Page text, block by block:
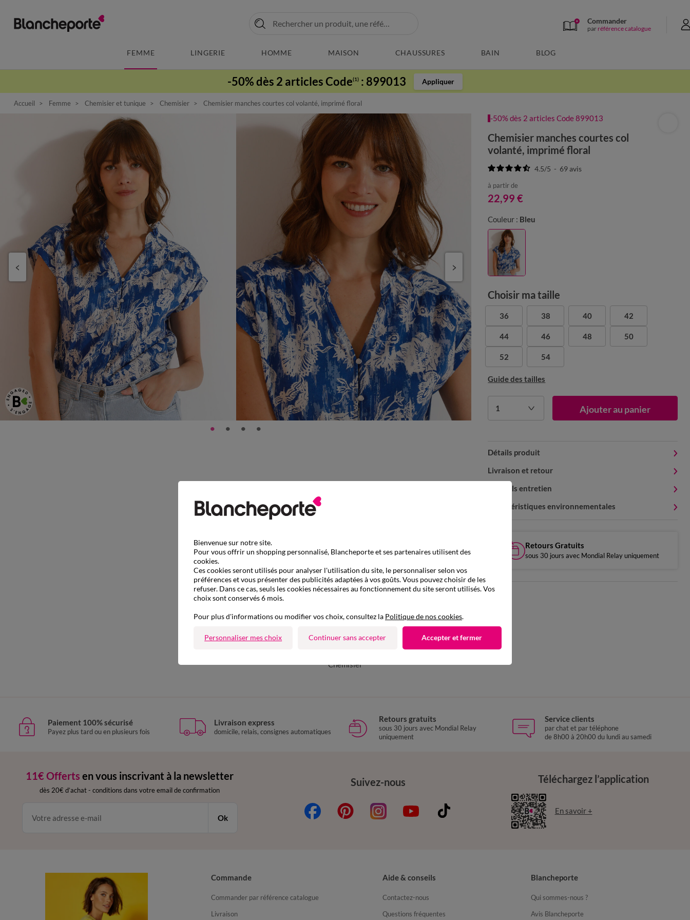
Commander
par référence catalogue
FEMME LINGERIE HOMME MAISON CHAUSSURES BAIN BLOG
-50% dès 2 articles Code(1) : 899013 Appliquer
Accueil Femme Chemisier et tunique Chemisier Chemisier manches courtes col volanté, imprimé floral
-50% dès 2 articles Code 899013
Chemisier manches courtes col
volanté, imprimé floral
4.5/5 - 69avis
à partir de
22,99 €
Couleur : Bleu
Choisir ma taille
36 38 40 42
44 46 48 50
52 54
Guide des tailles
1 Ajouter au panier
Détails produit
Livraison et retour
Conseils entretien
Caractéristiques environnementales
Retours Gratuits
sous 30 jours avec Mondial Relay uniquement
Chemisier
Paiement 100% sécurisé
Payez plus tard ou en plusieurs fois
Livraison express
domicile, relais, consignes automatiques
Retours gratuits
sous 30 jours avec Mondial Relay
uniquement
Service clients
par chat et par téléphone
de 8h00 à 20h00 du lundi au samedi
11€ Offerts en vous inscrivant à la newsletter
dès 20€ d’achat - conditions dans votre email de confirmation
Ok
Suivez-nous Téléchargez l’application
En savoir +
Commande
Commander par référence catalogue
Livraison
Aide & conseils
Contactez-nous
Questions fréquentes
Blancheporte
Qui sommes-nous ?
Avis Blancheporte
Bienvenue sur notre site.
Pour vous offrir un shopping personnalisé, Blancheporte et ses partenaires utilisent des
cookies.
Ces cookies seront utilisés pour analyser l'utilisation du site, le personnaliser selon vos
préférences et vous présenter des publicités adaptées à vos goûts. Vous pouvez choisir de les
refuser. Dans ce cas, seuls les cookies nécessaires au fonctionnement du site seront utilisés. Vos
choix sont conservés 6 mois.
Pour plus d'informations ou modifier vos choix, consultez la Politique de nos cookies.
Personnaliser mes choix Continuer sans accepter Accepter et fermer